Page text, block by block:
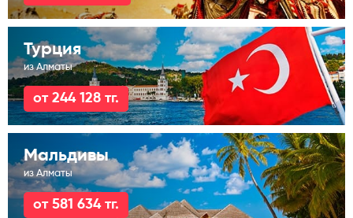
Турция
из Алматы
от 244 128 тг.
Мальдивы
из Алматы
от 581 634 тг.